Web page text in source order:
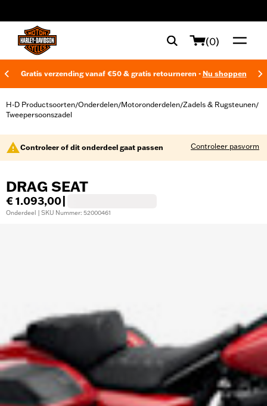
(0)
Gratis verzending vanaf €50 & gratis retourneren - Nu shoppen
H-D Productsoorten/Onderdelen/Motoronderdelen/Zadels & Rugsteunen/
Tweepersoonszadel
Controleer of dit onderdeel gaat passen Controleer pasvorm
DRAG SEAT
€ 1.093,00
Onderdeel | SKU Nummer: 52000461